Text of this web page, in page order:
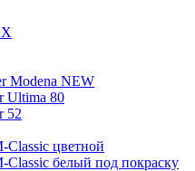
Modena NEW
Ultima 80
52
цветной
белый под покраску